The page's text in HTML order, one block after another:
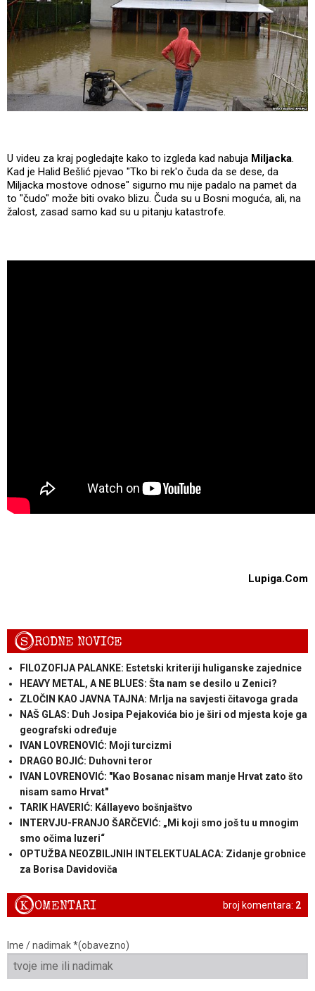
U videu za kraj pogledajte kako to izgleda kad nabuja Miljacka.
Kad je Halid Bešlić pjevao "Tko bi rek'o čuda da se dese, da
Miljacka mostove odnose" sigurno mu nije padalo na pamet da
to "čudo" može biti ovako blizu. Čuda su u Bosni moguća, ali, na
žalost, zasad samo kad su u pitanju katastrofe.
Lupiga.Com
SRODNE NOVICE
FILOZOFIJA PALANKE: Estetski kriteriji huliganske zajednice
HEAVY METAL, A NE BLUES: Šta nam se desilo u Zenici?
ZLOČIN KAO JAVNA TAJNA: Mrlja na savjesti čitavoga grada
NAŠ GLAS: Duh Josipa Pejakovića bio je širi od mjesta koje ga
geografski određuje
IVAN LOVRENOVIĆ: Moji turcizmi
DRAGO BOJIĆ: Duhovni teror
IVAN LOVRENOVIĆ: "Kao Bosanac nisam manje Hrvat zato što
nisam samo Hrvat"
TARIK HAVERIĆ: Kállayevo bošnjaštvo
INTERVJU-FRANJO ŠARČEVIĆ: „Mi koji smo još tu u mnogim
smo očima luzeri“
OPTUŽBA NEOZBILJNIH INTELEKTUALACA: Zidanje grobnice
za Borisa Davidoviča
broj komentara: 2
KOMENTARI
Ime / nadimak *(obavezno)